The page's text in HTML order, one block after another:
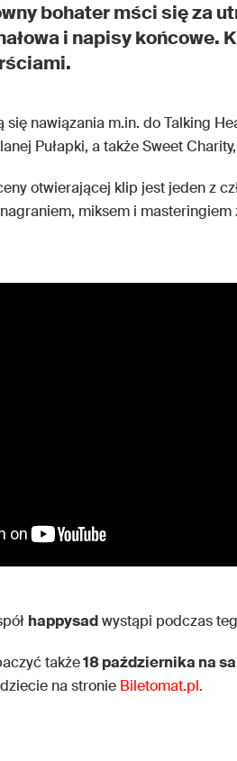
bohater mści się za
i napisy końcowe.
nawiązania m.in. do Talking
Pułapki, a także Sweet
otwierającej klip jest jeden z
miksem i masteringiem
happysadwystąpi podczas
także18 października na
na stronie Biletomat.pl.